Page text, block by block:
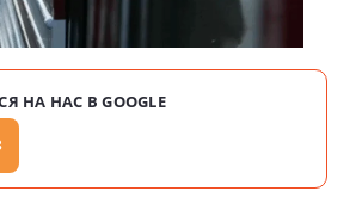
НА НАС В GOOGLE